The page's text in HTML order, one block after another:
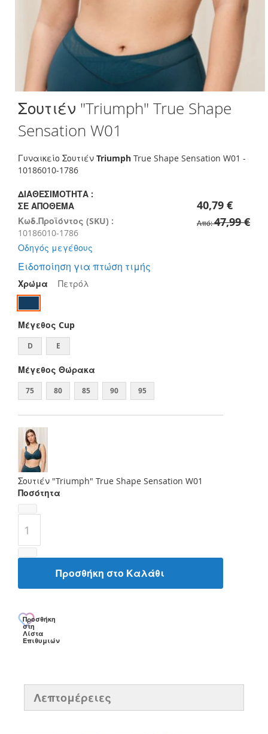
to
beginning
the
images
Σουτιέν "Triumph" True Shape
Sensation W01
Γυναικείο Σουτιέν Triumph True Shape Sensation W01 -
10186010-1786
ΔΙΑΘΕΣΙΜΌΤΗΤΑ :
ΣΕ ΑΠΌΘΕΜΑ
Κωδ.Προϊόντος (SKU) :
10186010-1786
Οδηγός μεγέθους
40,79 €
Από 47,99 €
Ειδοποίηση για πτώση τιμής
Χρώμα Πετρόλ
Μέγεθος Cup
D E
Μέγεθος Θώρακα
75 80 85 90 95
Σουτιέν "Triumph" True Shape Sensation W01
Ποσότητα
Προσθήκη στο Καλάθι
Προσθήκη
στη
Λίστα
Επιθυμιών
Λεπτομέρειες